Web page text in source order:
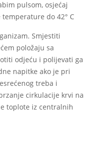
pulsom, osjećaj
do 42° C
Smjestiti
položaju sa
odjeću i polijevati ga
napitke ako je pri
treba i
cirkulacije krvi na
toplote iz centralnih